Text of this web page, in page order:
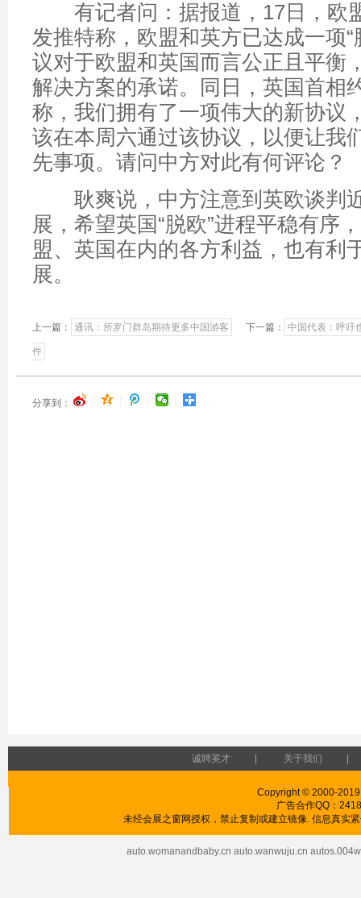
有记者问：据报道，17日，欧
发推特称，欧盟和英方已达成一项“
议对于欧盟和英国而言公正且平衡
解决方案的承诺。同日，英国首相
称，我们拥有了一项伟大的新协议
该在本周六通过该协议，以便让我
先事项。请问中方对此有何评论？
耿爽说，中方注意到英欧谈判
展，希望英国“脱欧”进程平稳有序
盟、英国在内的各方利益，也有利
展。
上一篇： 通讯：所罗门群岛期待更多中国游客 下一篇： 中国代表：呼吁
件
分享到：
诚聘英才 关于我们
Copyright © 2000-
广告合作QQ：
未经会展之窗网授权，禁止复制或建立镜像. 信息真实
auto.womanandbaby.cn auto.wanwuju.cn